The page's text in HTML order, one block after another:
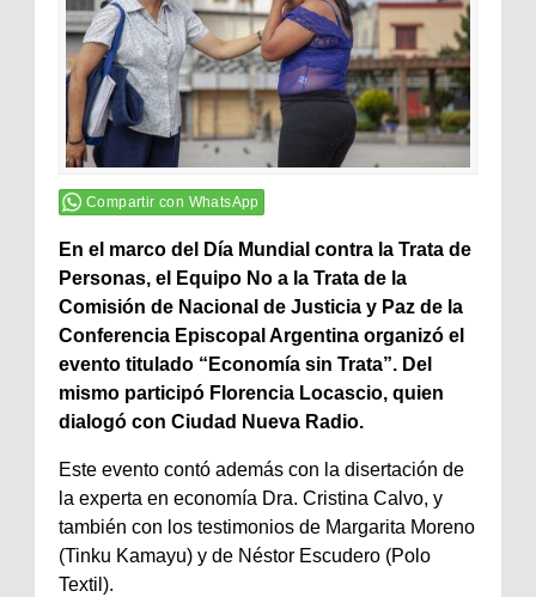
Compartir con WhatsApp
En el marco del Día Mundial contra la Trata de
Personas, el Equipo No a la Trata de la
Comisión de Nacional de Justicia y Paz de la
Conferencia Episcopal Argentina organizó el
evento titulado “Economía sin Trata”. Del
mismo participó Florencia Locascio, quien
dialogó con Ciudad Nueva Radio.
Este evento contó además con la disertación de
la experta en economía Dra. Cristina Calvo, y
también con los testimonios de Margarita Moreno
(Tinku Kamayu) y de Néstor Escudero (Polo
Textil).